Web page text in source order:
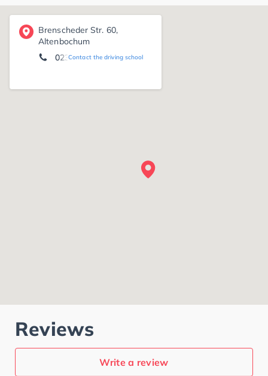
Brenscheder Str. 60,
Altenbochum
Contact the driving school
0234 75181
Reviews
Write a review